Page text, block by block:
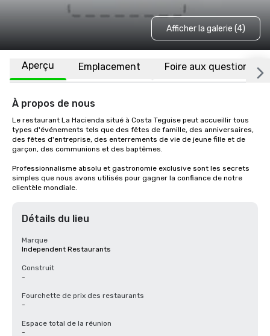
Afficher la galerie (4)
Aperçu Emplacement Foire aux questions
À propos de nous
Le restaurant La Hacienda situé à Costa Teguise peut accueillir tous
types d'événements tels que des fêtes de famille, des anniversaires,
des fêtes d'entreprise, des enterrements de vie de jeune fille et de
garçon, des communions et des baptêmes.
Professionnalisme absolu et gastronomie exclusive sont les secrets
simples que nous avons utilisés pour gagner la confiance de notre
clientèle mondiale.
Détails du lieu
Marque
Independent Restaurants
Construit
-
Fourchette de prix des restaurants
-
Espace total de la réunion
-